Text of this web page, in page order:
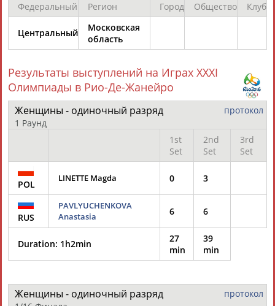
ЕЩЁ ПЕРСОНЫ
ТАБЛО АКТИВНОСТИ
НАШИ КНОПКИ РЕКЛАМА
Вопросы сотрудничества и совместной деятельности inform@infosport.ru
Разработка и поддержка ООО НАИТ «Стадион»
Федеральный Регион Город Общество Клуб
Центральный
Московская
область
Результаты выступлений на Играх XXXI
Олимпиады в Рио-Де-Жанейро
протокол
Женщины - одиночный разряд
1 Раунд
1st
Set
2nd
Set
3rd
Set
POL
LINETTE Magda 0 3
RUS
PAVLYUCHENKOVA
Anastasia
6 6
Duration: 1h2min
27
min
39
min
протокол
Женщины - одиночный разряд